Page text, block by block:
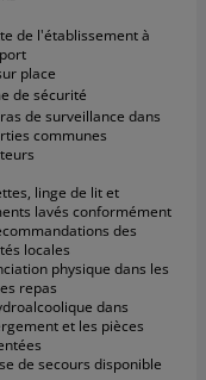
de l'établissement à
place
de sécurité
de surveillance dans
communes
linge de lit et
lavés conformément
des
locales
physique dans les
repas
dans
et les pièces
de secours disponible